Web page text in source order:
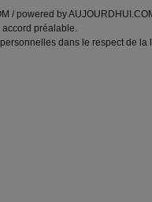
/ powered by
préalable.
dans le respect de